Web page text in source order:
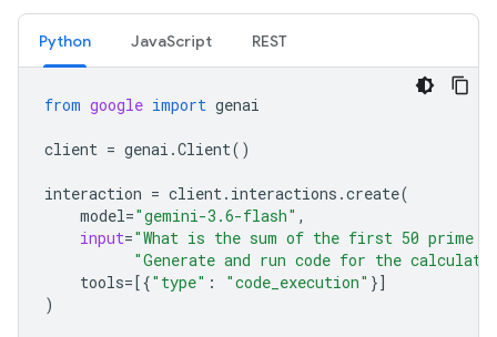
Python JavaScript REST
from google import genai
client = genai .Client()
interaction = client. interactions .create(
model="gemini-3.6-flash" ,
input="What is the sum of the first 50 prime
"Generate and run code for the
tools=[{"type" : "code_execution" }]
)